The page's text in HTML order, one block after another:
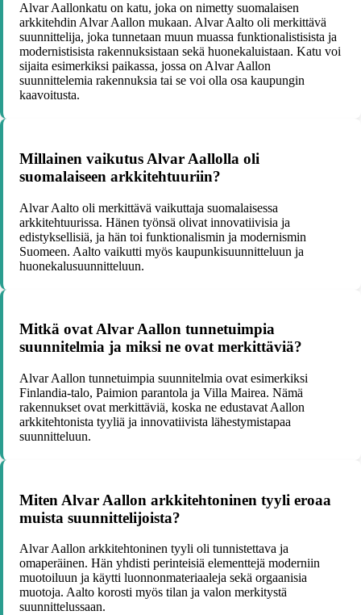
Alvar Aallonkatu on katu, joka on nimetty suomalaisen
arkkitehdin Alvar Aallon mukaan. Alvar Aalto oli merkittävä
suunnittelija, joka tunnetaan muun muassa funktionalistisista ja
modernistisista rakennuksistaan sekä huonekaluistaan. Katu voi
sijaita esimerkiksi paikassa, jossa on Alvar Aallon
suunnittelemia rakennuksia tai se voi olla osa kaupungin
kaavoitusta.
Millainen vaikutus Alvar Aallolla oli
suomalaiseen arkkitehtuuriin?
Alvar Aalto oli merkittävä vaikuttaja suomalaisessa
arkkitehtuurissa. Hänen työnsä olivat innovatiivisia ja
edistyksellisiä, ja hän toi funktionalismin ja modernismin
Suomeen. Aalto vaikutti myös kaupunkisuunnitteluun ja
huonekalusuunnitteluun.
Mitkä ovat Alvar Aallon tunnetuimpia
suunnitelmia ja miksi ne ovat merkittäviä?
Alvar Aallon tunnetuimpia suunnitelmia ovat esimerkiksi
Finlandia-talo, Paimion parantola ja Villa Mairea. Nämä
rakennukset ovat merkittäviä, koska ne edustavat Aallon
arkkitehtonista tyyliä ja innovatiivista lähestymistapaa
suunnitteluun.
Miten Alvar Aallon arkkitehtoninen tyyli eroaa
muista suunnittelijoista?
Alvar Aallon arkkitehtoninen tyyli oli tunnistettava ja
omaperäinen. Hän yhdisti perinteisiä elementtejä moderniin
muotoiluun ja käytti luonnonmateriaaleja sekä orgaanisia
muotoja. Aalto korosti myös tilan ja valon merkitystä
suunnittelussaan.